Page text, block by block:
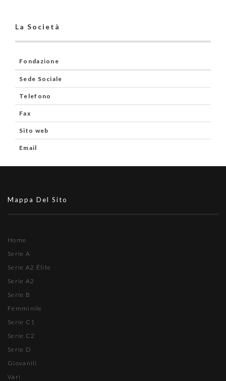
La Società
Fondazione
Sede Sociale
Telefono
Fax
Sito web
Email
Mappa Del Sito
Home
Serie A
Serie A2 Élite
Serie A2
Serie B
Femminile
Serie C1
Serie C2
Serie D
Giovanili
Vari